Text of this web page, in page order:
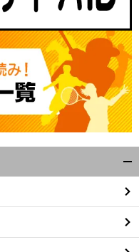
閉
る